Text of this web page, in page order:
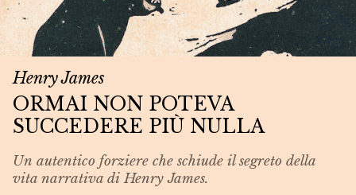
Henry James
ORMAI NON POTEVA
SUCCEDERE PIÙ NULLA
Un autentico forziere che schiude il segreto della
vita narrativa di Henry James.